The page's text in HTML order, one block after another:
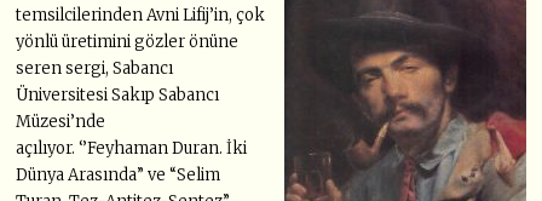
temsilcilerinden Avni Lifij’in, çok
yönlü üretimini gözler önüne
seren sergi, Sabancı
Üniversitesi Sakıp Sabancı
Müzesi’nde
açılıyor. ‘’Feyhaman Duran. İki
Dünya Arasında” ve “Selim